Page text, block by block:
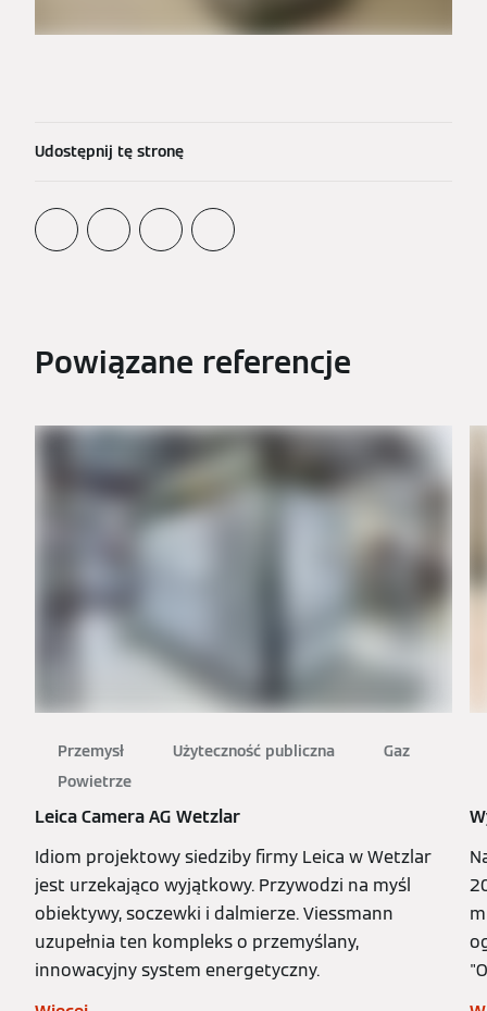
Udostępnij tę stronę
Powiązane referencje
Przemysł Użyteczność publiczna
Gaz
Powietrze
Leica Camera AG Wetzlar
Idiom projektowy siedziby firmy Leica w Wetzlar
jest urzekająco wyjątkowy. Przywodzi na myśl
obiektywy, soczewki i dalmierze. Viessmann
uzupełnia ten kompleks o przemyślany,
innowacyjny system energetyczny.